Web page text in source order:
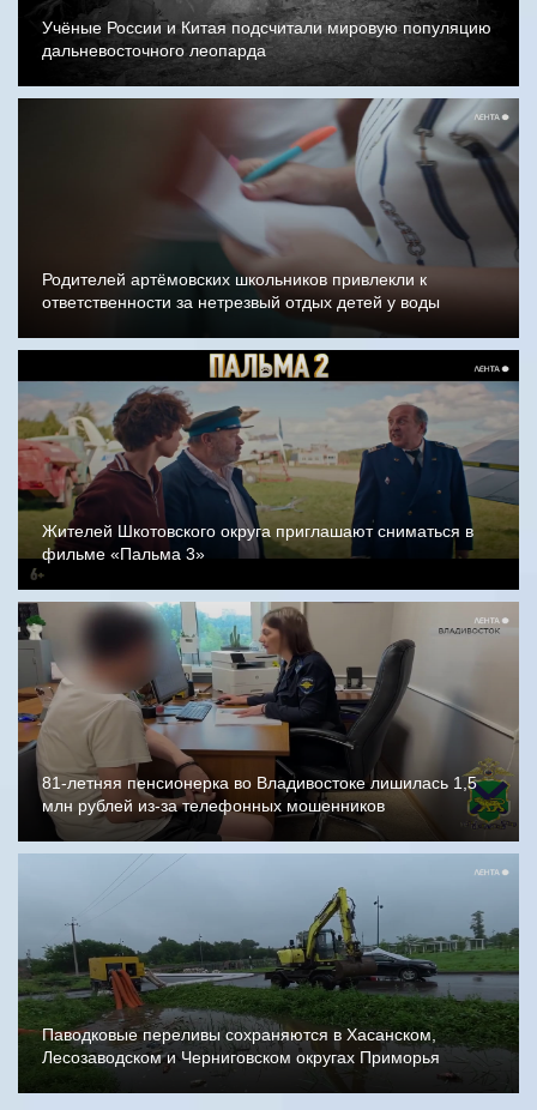
Учёные России и Китая подсчитали мировую популяцию
дальневосточного леопарда
Родителей артёмовских школьников привлекли к
ответственности за нетрезвый отдых детей у воды
Жителей Шкотовского округа приглашают сниматься в
фильме «Пальма 3»
81-летняя пенсионерка во Владивостоке лишилась 1,5
млн рублей из-за телефонных мошенников
Паводковые переливы сохраняются в Хасанском,
Лесозаводском и Черниговском округах Приморья